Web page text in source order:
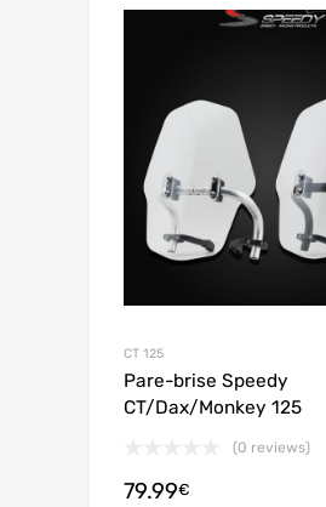
CT 125
Pare-brise Speedy
CT/Dax/Monkey 125
(0 reviews)
79.99€